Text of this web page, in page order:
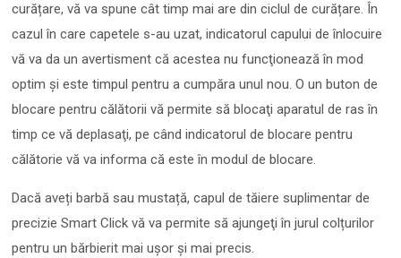
curățare, vă va spune cât timp mai are din ciclul de curățare. În
cazul în care capetele s-au uzat, indicatorul capului de înlocuire
vă va da un avertisment că acestea nu funcţionează în mod
optim și este timpul pentru a cumpăra unul nou. O un buton de
blocare pentru călătorii vă permite să blocaţi aparatul de ras în
timp ce vă deplasaţi, pe când indicatorul de blocare pentru
călătorie vă va informa că este în modul de blocare.
Dacă aveți barbă sau mustață, capul de tăiere suplimentar de
precizie Smart Click vă va permite să ajungeţi în jurul colțurilor
pentru un bărbierit mai uşor şi mai precis.